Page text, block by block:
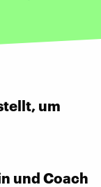
um
und Coach